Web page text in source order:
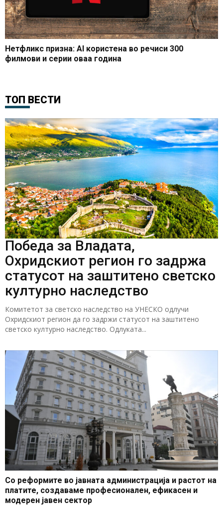
Нетфликс призна: AI користена во речиси 300
филмови и серии оваа година
ТОП ВЕСТИ
Победа за Владата,
Охридскиот регион го задржа
статусот на заштитено светско
културно наследство
Комитетот за светско наследство на УНЕСКО одлучи
Охридскиот регион да го задржи статусот на заштитено
светско културно наследство. Одлуката...
Со реформите во јавната администрација и растот на
платите, создаваме професионален, ефикасен и
модерен јавен сектор